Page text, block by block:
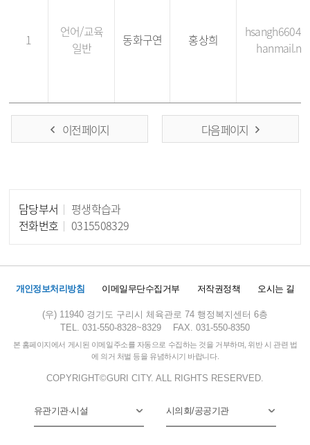
1
언어/교육
일반
동화구연 홍상희
이전 페이지 다음 페이지
담당부서
평생학습과
전화번호
0315508329
개인정보처리방침 이메일무단수집거부 저작권정책 오시는 길
(우) 11940 경기도 구리시 체육관로 74 행정복지센터 6층
TEL. 031-550-8328~8329
FAX. 031-550-8350
본 홈페이지에서 게시된 이메일주소를 자동으로 수집하는 것을 거부하며, 위반 시 관련 법
에 의거 처벌 등을 유념하시기 바랍니다.
COPYRIGHT©GURI CITY. ALL RIGHTS RESERVED.
유관기관·시설 시의회/공공기관